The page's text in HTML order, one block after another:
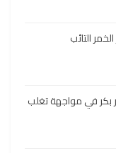
التائب
بكر في مواجهة تغلب